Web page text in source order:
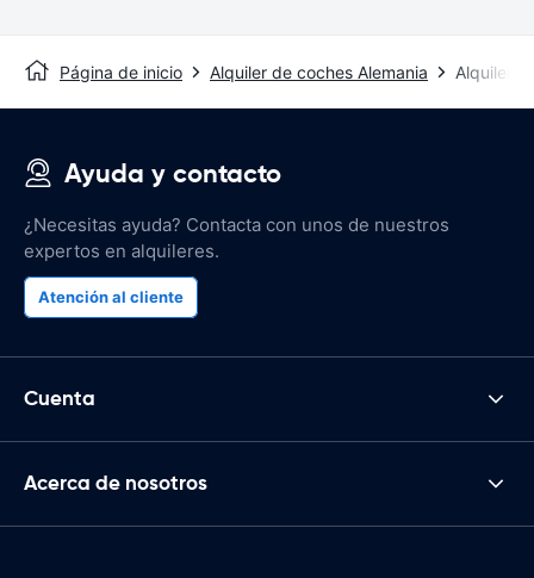
Página de inicio Alquiler de coches Alemania Alquiler
Ayuda y contacto
¿Necesitas ayuda? Contacta con unos de nuestros
expertos en alquileres.
Atención al cliente
Cuenta
Acerca de nosotros